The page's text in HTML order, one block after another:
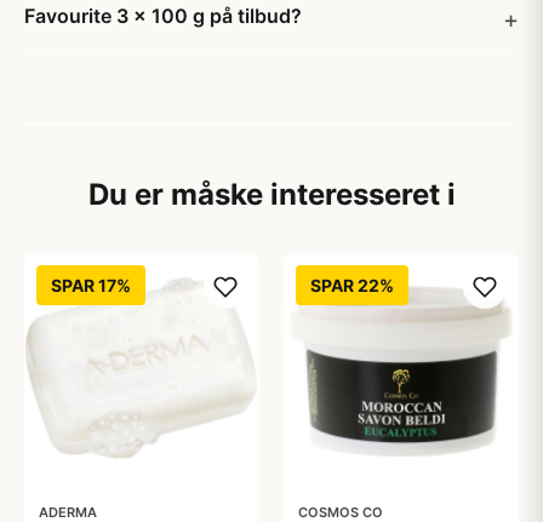
Favourite 3 x 100 g på tilbud?
Du er måske interesseret i
SPAR 17%
ADERMA
SPAR 22%
COSMOS CO